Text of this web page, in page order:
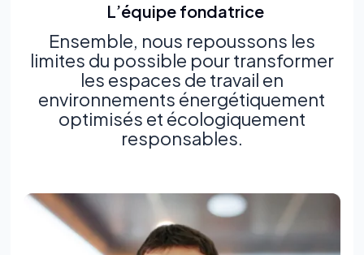
L’équipe fondatrice
Ensemble, nous repoussons les
limites du possible pour transformer
les espaces de travail en
environnements énergétiquement
optimisés et écologiquement
responsables.